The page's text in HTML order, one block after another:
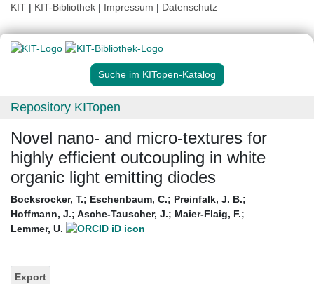
KIT | KIT-Bibliothek | Impressum | Datenschutz
Suche im KITopen-Katalog
Repository KITopen
Novel nano- and micro-textures for
highly efficient outcoupling in white
organic light emitting diodes
Bocksrocker, T.; Eschenbaum, C.; Preinfalk, J. B.;
Hoffmann, J.; Asche-Tauscher, J.; Maier-Flaig, F.;
Lemmer, U.
Export